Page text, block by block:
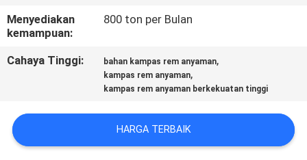
SITEMAP
PRIVACY
Menyediakan
kemampuan:
800 ton per Bulan
Cahaya Tinggi: bahan kampas rem anyaman,
kampas rem anyaman,
kampas rem anyaman berkekuatan tinggi
HARGA TERBAIK